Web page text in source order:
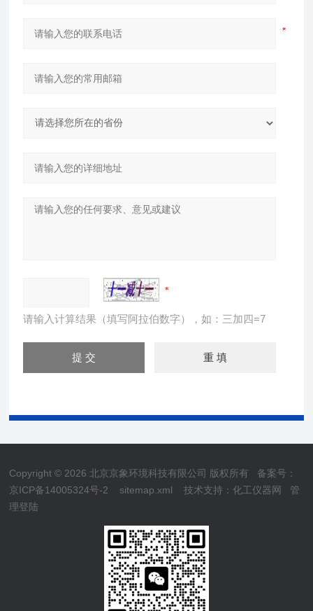
请输入计算结果（填写阿拉伯数字），如：三加四=7
Copyright © 2026 北京京象环境科技有限公司 版权所有 备案号：
京ICP备14005324号-2
sitemap.xml 技术支持：化工仪器网
管
理登陆